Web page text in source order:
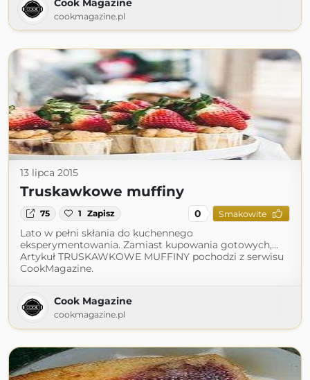
Cook Magazine
cookmagazine.pl
13 lipca 2015
Truskawkowe muffiny
75 1 Zapisz 0 Smakowite
Lato w pełni skłania do kuchennego
eksperymentowania. Zamiast kupowania gotowych,...
Artykuł TRUSKAWKOWE MUFFINY pochodzi z serwisu
CookMagazine.
Cook Magazine
cookmagazine.pl